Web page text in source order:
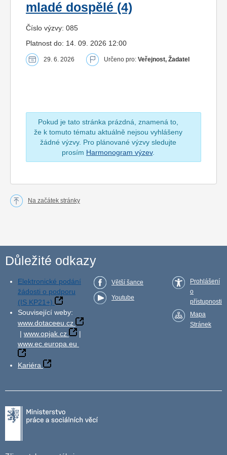
mladé dospělé (4)
Číslo výzvy: 085
Platnost do: 14. 09. 2026 12:00
29. 6. 2026 Určeno pro: Veřejnost, Žadatel
Pokud je tato stránka prázdná, znamená to,
že k tomuto tématu aktuálně nejsou vyhlášeny
žádné výzvy. Pro plánované výzvy sledujte
prosím Harmonogram výzev.
Na začátek stránky
Důležité odkazy
Elektronické podání
žádosti o podporu
(IS KP21+)
Související weby:
www.dotaceeu.cz
| www.opjak.cz
|
www.ec.europa.eu
Kariéra
Větší šance
Youtube
Prohlášení
o
přístupnosti
Mapa
Stránek